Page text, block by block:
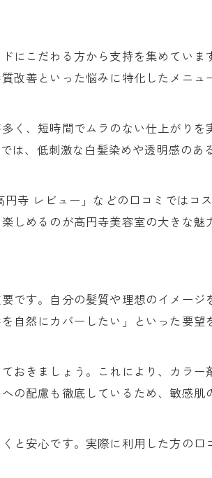
な理由を解説
び方ポイント
ス白髪染め法
方ガイド
いポイント
容室の選定法
い店舗とは
術の魅力
利なカラー専門店
と時短を両立
ビスの魅力解説
にこだわる方から支持を集めていま
改善といった悩みに特化したメニュ
く、短時間でムラのない仕上がりを
は、低刺激な白髪染めや透明感のあ
寺 レビュー」などの口コミではコ
しめるのが高円寺美容室の大きな魅
す。自分の髪質や理想のイメージ
然にカバーしたい」といった要望
おきましょう。これにより、カラー
の配慮も徹底しているため、敏感肌
と安心です。実際に利用した方の口